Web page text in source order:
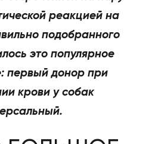
реакцией на
подобранного
это популярное
первый донор при
крови у собак